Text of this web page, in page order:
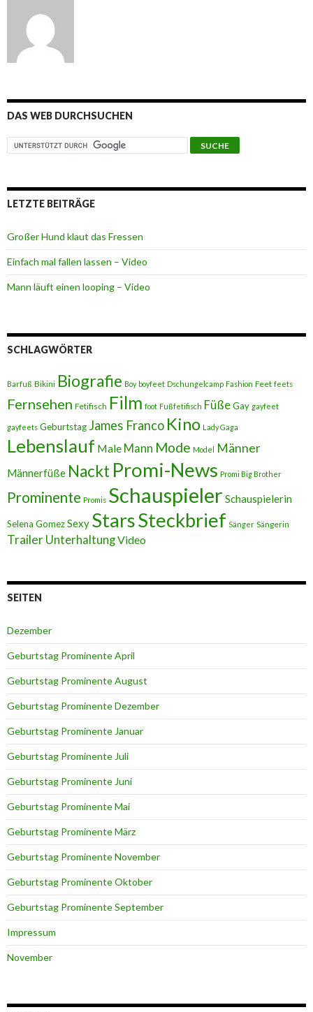
DAS WEB DURCHSUCHEN
LETZTE BEITRÄGE
Großer Hund klaut das Fressen
Einfach mal fallen lassen – Video
Mann läuft einen looping – Video
SCHLAGWÖRTER
Barfuß Bikini Biografie Boy boyfeet Dschungelcamp Fashion Feet feets
Fernsehen Fetifisch Film foot Fußfetifisch FüßeGay gayfeet
gayfeets Geburtstag James Franco Kino Lady Gaga
Lebenslauf Male Mann Mode Model Männer
Männerfüße Nackt Promi-News Promi Big Brother
Prominente Promis Schauspieler Schauspielerin
Selena GomezSexy StarsSteckbrief Sänger Sängerin
Trailer UnterhaltungVideo
SEITEN
Dezember
Geburtstag Prominente April
Geburtstag Prominente August
Geburtstag Prominente Dezember
Geburtstag Prominente Januar
Geburtstag Prominente Juli
Geburtstag Prominente Juni
Geburtstag Prominente Mai
Geburtstag Prominente März
Geburtstag Prominente November
Geburtstag Prominente Oktober
Geburtstag Prominente September
Impressum
November